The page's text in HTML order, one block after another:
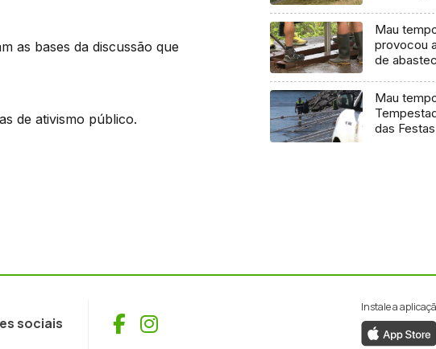
as bases da discussão que
de ativismo público.
Mau
provocou
de
Mau
das
sociais Facebook
Instagram
Instale a